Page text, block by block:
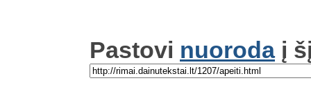
Pastovi nuorodaį